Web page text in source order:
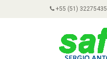
+55 (51) 32275435